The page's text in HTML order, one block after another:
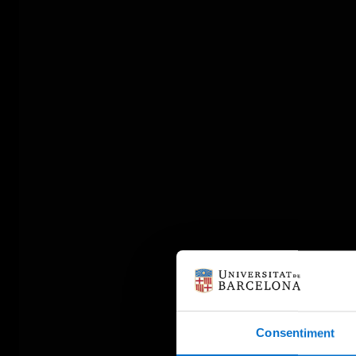
Consentiment